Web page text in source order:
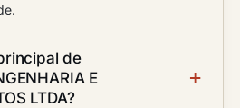
de
E
LTDA?